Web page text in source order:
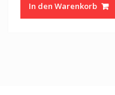
In den Warenkorb